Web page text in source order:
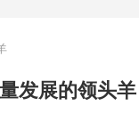
发展的领头羊